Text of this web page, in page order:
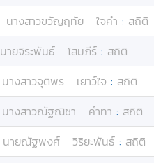
นางสาวขวัญฤทัย ใจคำ : สถิติ
นายจิระพันธ์ โสมภีร์ : สถิติ
นางสาวจุติพร เยาว์ใจ : สถิติ
นางสาวณัฐณิชา คำทา : สถิติ
นายณัฐพงศ์ วิริยะพันธ์ : สถิติ